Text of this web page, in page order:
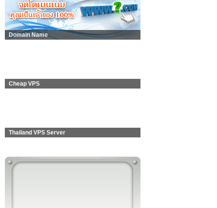
Domain Name
Cheap VPS
Thailand VPS Server